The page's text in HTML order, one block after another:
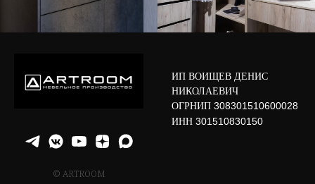
© ARTROOM
ИП ВОИЩЕВ ДЕНИС
НИКОЛАЕВИЧ
ОГРНИП 308301510600028
ИНН 301510830150